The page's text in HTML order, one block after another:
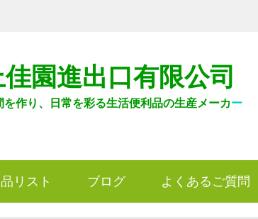
園進出口有限公司
を作り、日常を彩る生活便利品の生産メーカー
リスト ブログ よくあるご質問